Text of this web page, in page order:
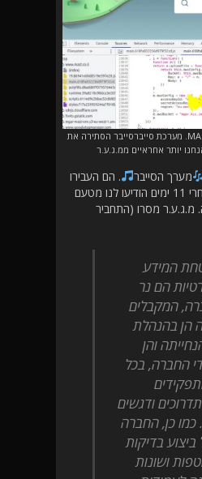
מפתח וסוד ה-AWS של MAST. מערכת סייברסייבר הסתירה את
יותר אחראיים ממ.ג.ע.ר
מערך הסייבר
. הם העבירו
את ההודעה למגער, ואחרי 11 ימים הודיעו לנו מטעם
מ.ג.ע.ר מסרו (התחביר
המידע
הם נר
המקבלים
הן בהנהלת
והן
החברה, בכל
ודגשים
כמו כן, החברה
בדיקות
ושונות